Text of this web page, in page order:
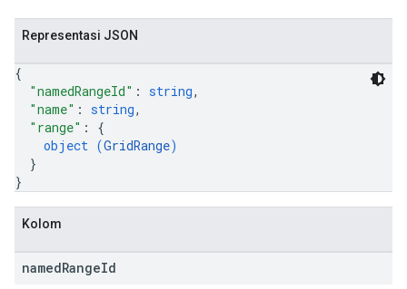
Representasi JSON
{
"namedRangeId" : string,
"name" : string,
"range" : {
object (GridRange)
}
}
Kolom
namedRangeId